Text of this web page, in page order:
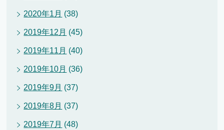
2020年1月 (38)
2019年12月 (45)
2019年11月 (40)
2019年10月 (36)
2019年9月 (37)
2019年8月 (37)
2019年7月 (48)